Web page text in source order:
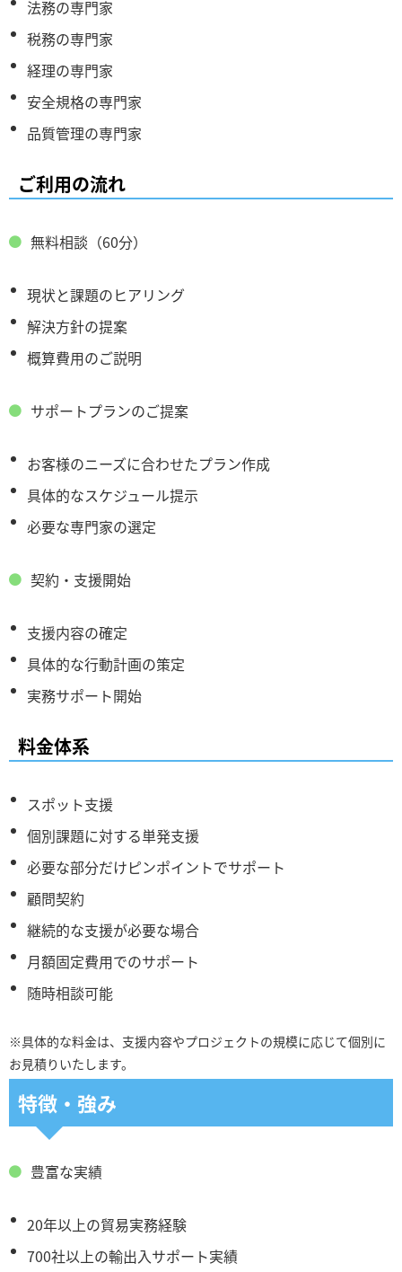
法務の専門家
税務の専門家
経理の専門家
安全規格の専門家
品質管理の専門家
ご利用の流れ
無料相談（60分）
現状と課題のヒアリング
解決方針の提案
概算費用のご説明
サポートプランのご提案
お客様のニーズに合わせたプラン作成
具体的なスケジュール提示
必要な専門家の選定
契約・支援開始
支援内容の確定
具体的な行動計画の策定
実務サポート開始
料金体系
スポット支援
個別課題に対する単発支援
必要な部分だけピンポイントでサポート
顧問契約
継続的な支援が必要な場合
月額固定費用でのサポート
随時相談可能
※具体的な料金は、支援内容やプロジェクトの規模に応じて個別に
お見積りいたします。
特徴・強み
豊富な実績
20年以上の貿易実務経験
700社以上の輸出入サポート実績